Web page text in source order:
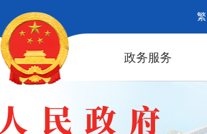
繁
政务服务